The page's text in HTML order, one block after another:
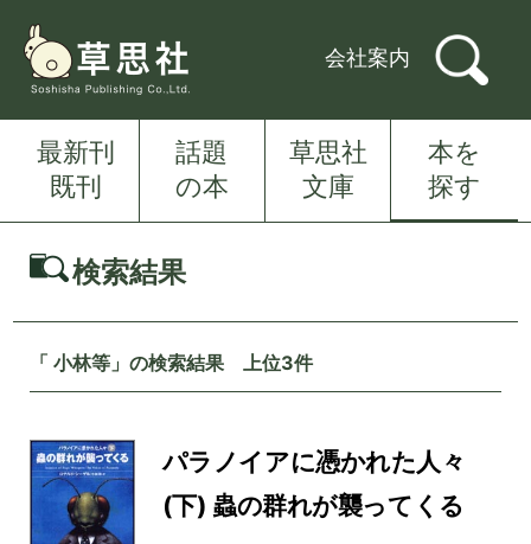
会社案内
最新刊
既刊
話題
の本
草思社
文庫
本を
探す
検索結果
「 小林等」の検索結果 上位3件
パラノイアに憑かれた人々
(下) 蟲の群れが襲ってくる